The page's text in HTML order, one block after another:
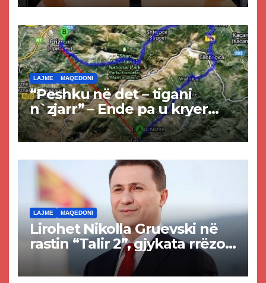
LAJME MAQEDONI
“Peshku në det – tigani
n`zjarr” – Ende pa u kryer
projekti i tunelit, komuna e
Tetovës nis punimet për
LAJME MAQEDONI
Lirohet Nikolla Gruevski në
rastin “Talir 2”, gjykata rrëzon
akuzat për ndërtimin e
paligjshëm të selisë së